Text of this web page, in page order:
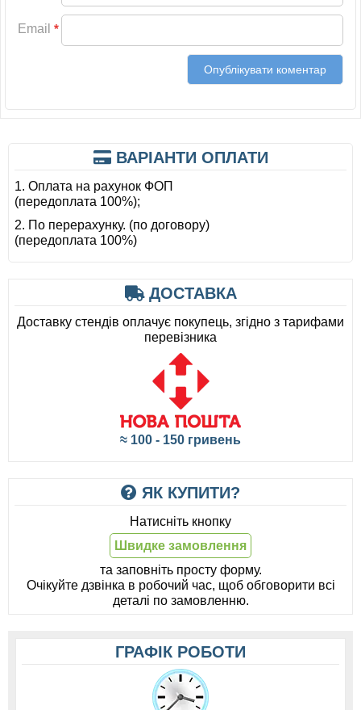
Email *
ВАРІАНТИ ОПЛАТИ
1. Оплата на рахунок ФОП
(передоплата 100%);
2. По перерахунку. (по договору)
(передоплата 100%)
ДОСТАВКА
Доставку стендів оплачує покупець, згідно з тарифами
перевізника
≈ 100 - 150 гривень
ЯК КУПИТИ?
Натисніть кнопку
Швидке замовлення
та заповніть просту форму.
Очікуйте дзвінка в робочий час, щоб обговорити всі
деталі по замовленню.
ГРАФІК РОБОТИ